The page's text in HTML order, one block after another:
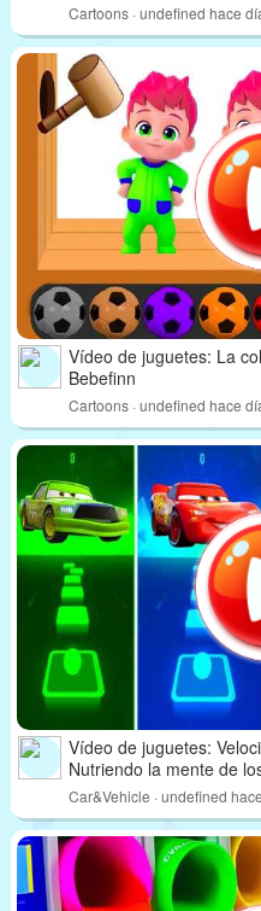
Cartoons · undefined hace
Vídeo de juguetes: La
Bebefinn
Cartoons · undefined hace
Vídeo de juguetes:
Nutriendo la mente de
Car&Vehicle · undefined